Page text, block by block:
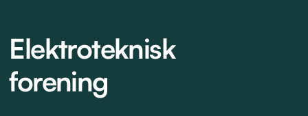
Elektroteknisk
forening